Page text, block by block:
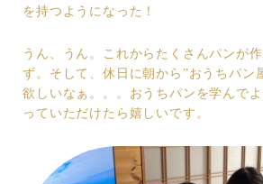
を持つようになった！
うん、うん。これからたくさんパンが
ず。そして、休日に朝から”おうちパン
欲しいなぁ。。。おうちパンを学んで
っていただけたら嬉しいです。